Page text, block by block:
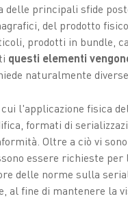
delle principali sfide
del prodotto
prodotti in bundle,
questi elementi
naturalmente
l'applicazione fisica
formati di
Oltre a ciò vi
essere richieste
delle norme sulla
al fine di mantenere la